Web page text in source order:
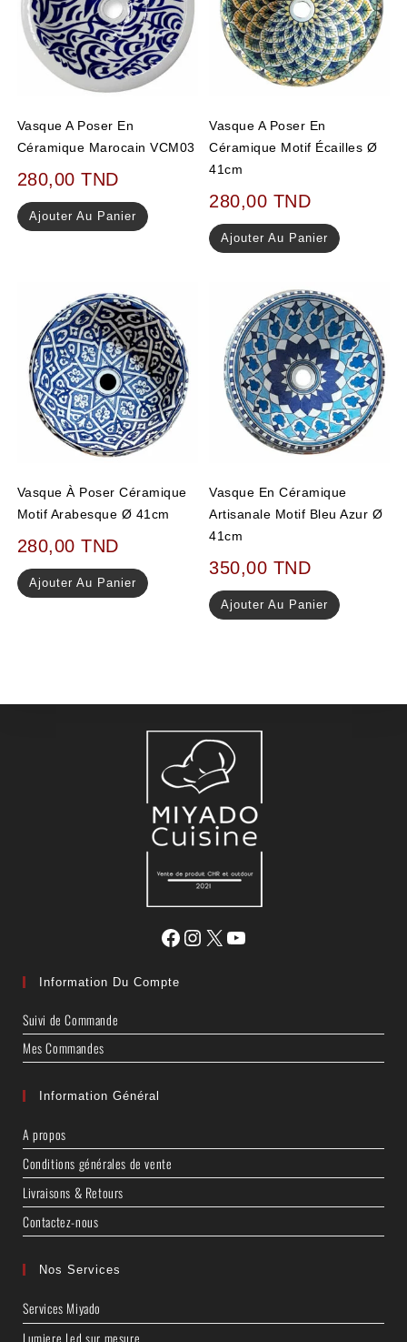
Vasque A Poser En
Céramique Marocain VCM03
280,00TND
Ajouter Au Panier
Vasque A Poser En
Céramique Motif Écailles Ø
41cm
280,00 TND
Ajouter Au Panier
Vasque À Poser Céramique
Motif Arabesque Ø 41cm
280,00TND
Ajouter Au Panier
Vasque En Céramique
Artisanale Motif Bleu Azur Ø
41cm
350,00 TND
Ajouter Au Panier
Information Du Compte
Suivi de Commande
Mes Commandes
Information Général
A propos
Conditions générales de vente
Livraisons & Retours
Contactez-nous
Nos Services
Services Miyado
Lumiere Led sur mesure